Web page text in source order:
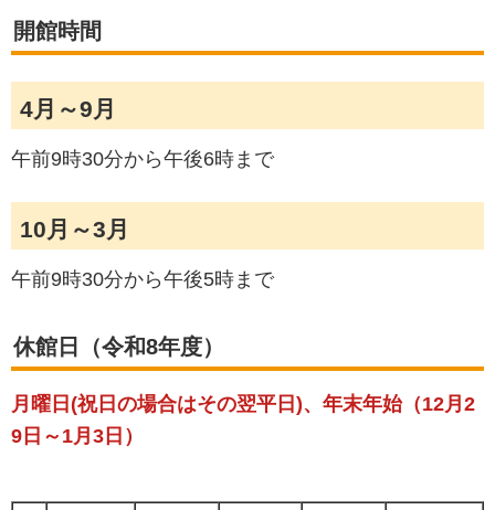
開館時間
4月～9月
午前9時30分から午後6時まで
10月～3月
午前9時30分から午後5時まで
休館日（令和8年度）
月曜日 (祝日の場合はその翌平日)、 年末年始（12月2
9日～1月3日）